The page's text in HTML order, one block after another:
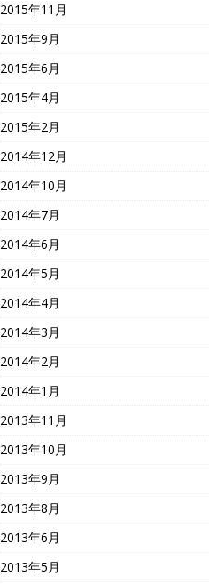
2015年11月
2015年9月
2015年6月
2015年4月
2015年2月
2014年12月
2014年10月
2014年7月
2014年6月
2014年5月
2014年4月
2014年3月
2014年2月
2014年1月
2013年11月
2013年10月
2013年9月
2013年8月
2013年6月
2013年5月